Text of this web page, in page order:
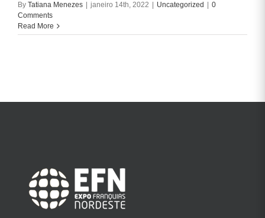
By Tatiana Menezes janeiro 14th, 2022 Uncategorized
0
Comments
Read More